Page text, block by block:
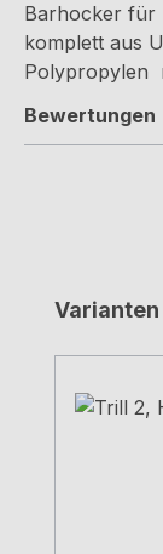
Barhocker für
komplett aus
Polypropylen
Bewertungen
Varianten